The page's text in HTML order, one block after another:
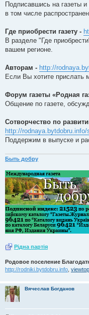
Подписавшись на газеты
в том числе
Где приобрести газету -
В разделе "Где
вашем регионе.
Авторам - http://
Если Вы хотите прислать
Форум газеты «Родная
Общение по газете,
Сотворчество по
http://
Поддержим в выпуске и
Быть добру
Рiдна партiя
Родовое поселение
http://rodniki.bytdobru.info
Вячеслав Богданов